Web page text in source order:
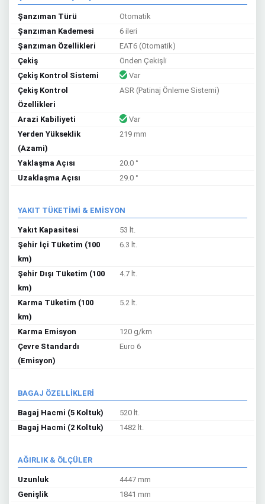
Şanzıman Türü
Otomatik
Şanzıman Kademesi
6 ileri
Şanzıman Özellikleri
EAT6 (Otomatik)
Çekiş
Önden Çekişli
Çekiş Kontrol Sistemi
Var
Çekiş Kontrol
Özellikleri
ASR (Patinaj Önleme Sistemi)
Arazi Kabiliyeti
Var
Yerden Yükseklik
(Azami)
219 mm
Yaklaşma Açısı
20.0 °
Uzaklaşma Açısı
29.0 °
YAKIT TÜKETİMİ & EMİSYON
Yakıt Kapasitesi
53 lt.
Şehir İçi Tüketim (100
km)
6.3 lt.
Şehir Dışı Tüketim (100
km)
4.7 lt.
Karma Tüketim (100
km)
5.2 lt.
Karma Emisyon
120 g/km
Çevre Standardı
(Emisyon)
Euro 6
BAGAJ ÖZELLİKLERİ
Bagaj Hacmi (5 Koltuk)
520 lt.
Bagaj Hacmi (2 Koltuk)
1482 lt.
AĞIRLIK & ÖLÇÜLER
Uzunluk
4447 mm
Genişlik
1841 mm